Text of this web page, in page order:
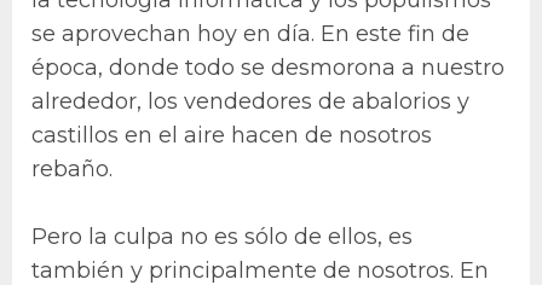
se aprovechan hoy en día. En este fin de
época, donde todo se desmorona a nuestro
alrededor, los vendedores de abalorios y
castillos en el aire hacen de nosotros
rebaño.
Pero la culpa no es sólo de ellos, es
también y principalmente de nosotros. En